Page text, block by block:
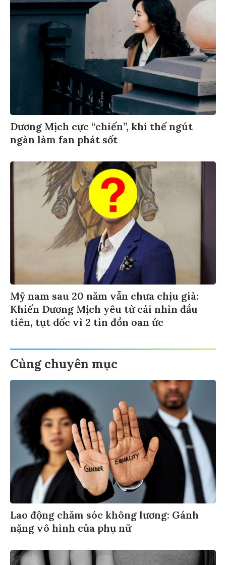
Dương Mịch cực “chiến”, khí thế ngút
ngàn làm fan phát sốt
Mỹ nam sau 20 năm vẫn chưa chịu già:
Khiến Dương Mịch yêu từ cái nhìn đầu
tiên, tụt dốc vì 2 tin đồn oan ức
Cùng chuyên mục
Lao động chăm sóc không lương: Gánh
nặng vô hình của phụ nữ